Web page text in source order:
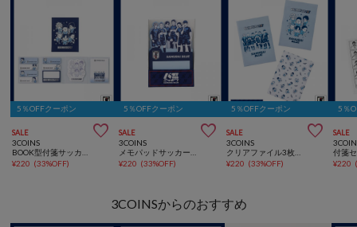
5％OFFクーポン
SALE 
3COINS
¥220 (33%OFF)
5％OFFクーポン
SALE 
3COINS
¥220 (33%OFF)
5％OFFクーポン
SALE 
3COINS
¥220 (33%OFF)
5％
SALE
¥220
3COINSからのおすすめ